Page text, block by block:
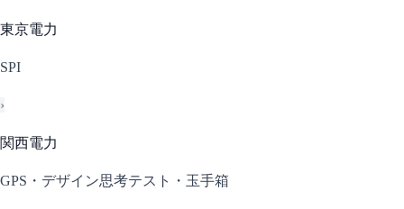
東京電力
SPI
›
関西電力
GPS・デザイン思考テスト・玉手箱